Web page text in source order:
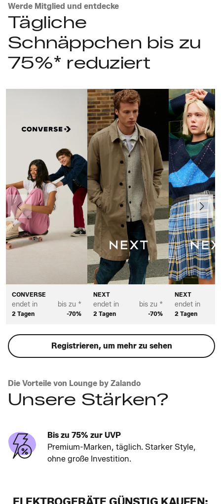
Werde Mitglied und entdecke
Tägliche
Schnäppchen bis zu
75%* reduziert
CONVERSE
endet in
2 Tagen
bis zu *
-70%
NEXT
endet in
2 Tagen
bis zu *
-70%
NEXT
endet in
2 Tagen
Vorherige Weiter
Registrieren, um mehr zu sehen
Die Vorteile von Lounge by Zalando
Unsere Stärken?
Bis zu 75% zur UVP
Premium-Marken, täglich. Starker Style,
ohne große Investition.